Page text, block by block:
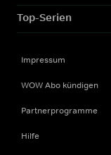
Top-Serien
Impressum
WOW Abo kündigen
Partnerprogramme
Hilfe